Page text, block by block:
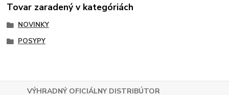
Tovar zaradený v kategóriách
NOVINKY
POSYPY
VÝHRADNÝ OFICIÁLNY DISTRIBÚTOR